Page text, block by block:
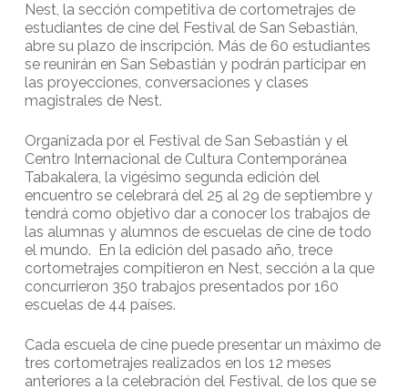
Nest, la sección competitiva de cortometrajes de
estudiantes de cine del Festival de San Sebastián,
abre su plazo de inscripción. Más de 60 estudiantes
se reunirán en San Sebastián y podrán participar en
las proyecciones, conversaciones y clases
magistrales de Nest.
Organizada por el Festival de San Sebastián y el
Centro Internacional de Cultura Contemporánea
Tabakalera, la vigésimo segunda edición del
encuentro se celebrará del 25 al 29 de septiembre y
tendrá como objetivo dar a conocer los trabajos de
las alumnas y alumnos de escuelas de cine de todo
el mundo. En la edición del pasado año, trece
cortometrajes compitieron en Nest, sección a la que
concurrieron 350 trabajos presentados por 160
escuelas de 44 países.
Cada escuela de cine puede presentar un máximo de
tres cortometrajes realizados en los 12 meses
anteriores a la celebración del Festival, de los que se